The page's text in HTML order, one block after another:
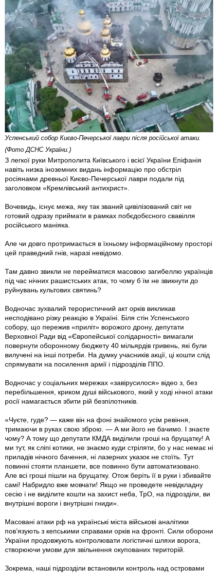
Успенський собор Києво-Печерської лаври після російської атаки.
(Фото ДСНС України.)
З легкої руки Митрополита Київського і всієї України Епіфанія
навіть низка іноземних видань інформацію про обстріл
росіянами древньої Києво-Печерської лаври подали під
заголовком «Кремлівський антихрист».
Вочевидь, існує межа, яку так званий цивілізований світ не
готовий одразу приймати в рамках побєдобєсного свавілля
російського маніяка.
Але чи довго протримається в їхньому інформаційному просторі
цей праведний гнів, наразі невідомо.
Там давно звикли не перейматися масовою загибеллю українців
під час нічних рашистських атак, то чому б їм не звикнути до
руйнувань культових святинь?
Водночас зухвалий терористичний акт орків викликав
несподівано різку реакцію в Україні. Біля стін Успенського
собору, що пережив «приліт» ворожого дрону, депутати
Верховної Ради від «Європейської солідарності» вимагали
повернути оборонному бюджету 40 мільярдів гривень, які були
вилучені на інші потреби. На думку учасників акції, ці кошти слід
спрямувати на посилення армії і підрозділів ППО.
Водночас у соціальних мережах «завірусилося» відео з, без
перебільшення, криком душі військового, який у ході нічної атаки
росії намагається збити рій безпілотників.
«Чуєте, гуде? — каже він на фоні знайомого усім ревіння,
тримаючи в руках свою зброю. — А ми його не бачимо. І знаєте
чому? А тому що депутати КМДА виділили гроші на брущатку! А
ми тут, як сліпі котики, не знаємо куди стріляти, бо у нас немає ні
приладів нічного бачення, ні лазерних указок не стоїть. Тут
повинні стояти планшети, все повинно бути автоматизовано.
Але всі гроші пішли на брущатку. Отож беріть її в руки і збивайте
самі! Набридло вже мовчати! Якщо не проведете невідкладну
сесію і не виділите кошти на захист неба, ТрО, на підрозділи, ви
внутрішні вороги і внутрішні гниди».
Масовані атаки рф на українські міста військові аналітики
пов’язують з кепськими справами орків на фронті. Сили оборони
України продовжують контролювати логістичні шляхи ворога,
створюючи умови для звільнення окупованих територій.
Зокрема, наші підрозділи встановили контроль над островами